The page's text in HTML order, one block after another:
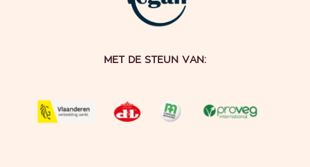
MET DE STEUN VAN: